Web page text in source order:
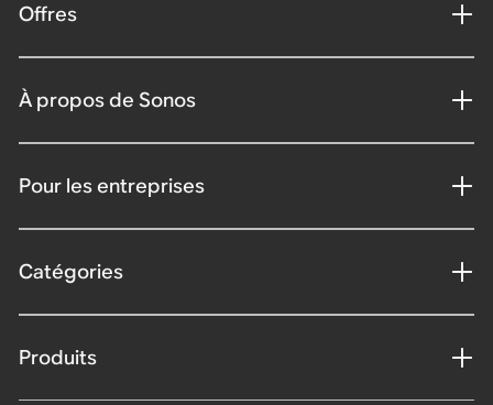
Offres
À propos de Sonos
Pour les entreprises
Catégories
Produits